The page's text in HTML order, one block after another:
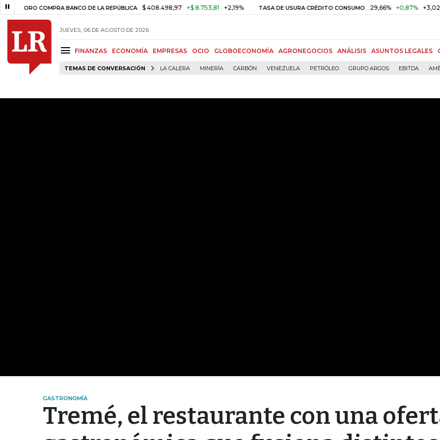
COMPRA BANCO DE LA REPÚBLICA $ 408.498,97 +$ 8.753,81 +2,19% TASA DE USURA CRÉDITO CONSUMO 29,66% +0,87% +3,02% DTF
JUEVES, 06 DE AGOSTO DE 2026
FINANZAS ECONOMÍA EMPRESAS OCIO GLOBOECONOMÍA AGRONEGOCIOS ANÁLISIS ASUNTOS LEGALES
TEMAS DE CONVERSACIÓN LA CALERA MINERÍA CARBÓN VENEZUELA PETRÓLEO GRUPO ARGOS EBITDA
GASTRONOMÍA
Tremé, el restaurante con una